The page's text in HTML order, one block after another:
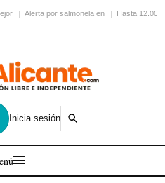
Alerta por salmonela en Hasta 12.000
Inicia sesión